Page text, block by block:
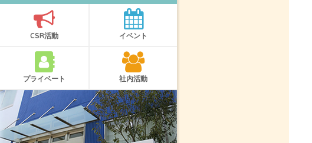
CSR活動 イベント
プライベート 社内活動